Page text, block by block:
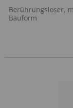
Berührungsloser,
Bauform